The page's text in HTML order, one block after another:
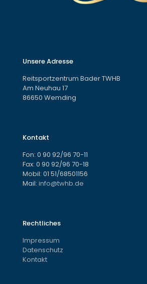
Unsere Adresse
Reitsportzentrum Bader TWHB
Am Neuhau 17
86650 Wemding
Kontakt
Fon: 0 90 92/96 70-11
Fax: 0 90 92/96 70-18
Mobil: 01 51/68501156
Mail: info@twhb.de
Rechtliches
Impressum
Datenschutz
Kontakt